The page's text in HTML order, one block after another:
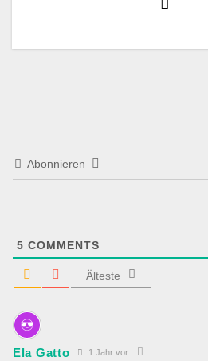
Abonnieren
5 COMMENTS
Älteste
Ela Gatto 1 Jahr vor